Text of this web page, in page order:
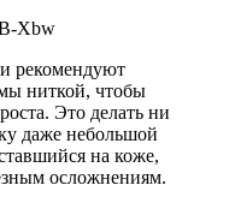
Xbw
рекомендуют
ниткой, чтобы
Это делать ни
даже небольшой
на коже,
осложнениям.